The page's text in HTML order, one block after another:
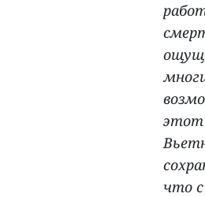
этот
что